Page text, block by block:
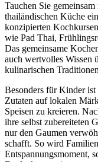
Tauchen Sie
thailändischen Küche
konzipierten
wie Pad Thai,
Das gemeinsame
auch wertvolles Wissen
kulinarischen
Besonders für Kinder ist
Zutaten auf lokalen
Speisen zu kreieren.
ihre selbst zubereiteten
nur den Gaumen
schafft. So wird
Entspannungsmoment,